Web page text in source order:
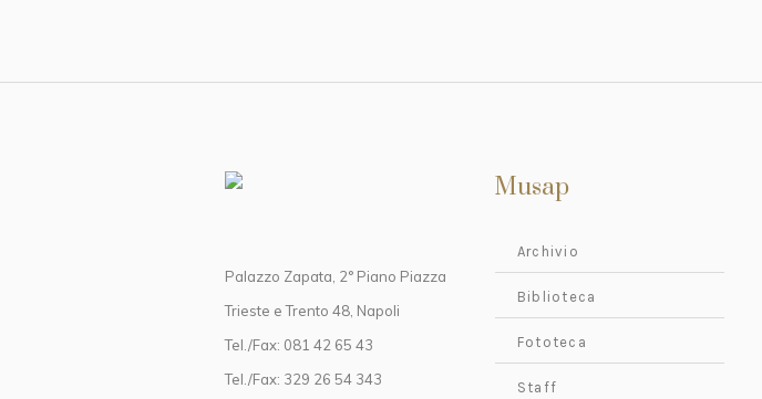
Palazzo Zapata, 2° Piano Piazza
Trieste e Trento 48, Napoli
Tel./Fax: 081 42 65 43
Tel./Fax: 329 26 54 343
Musap
Archivio
Biblioteca
Fototeca
Staff